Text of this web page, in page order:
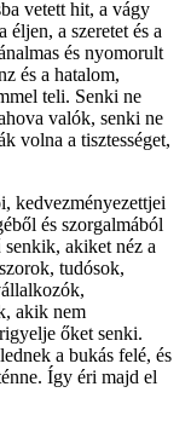
vetett hit, a vágy
éljen, a szeretet és a
és nyomorult
és a hatalom,
teli. Senki ne
valók, senki ne
volna a tisztességet,
kedvezményezettjei
és szorgalmából
akiket néz a
tudósok,
akik nem
őket senki.
a bukás felé, és
Így éri majd el